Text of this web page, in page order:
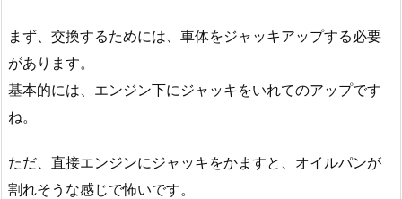
まず、交換するためには、車体をジャッキアップする必要
があります。
基本的には、エンジン下にジャッキをいれてのアップです
ね。
ただ、直接エンジンにジャッキをかますと、オイルパンが
割れそうな感じで怖いです。